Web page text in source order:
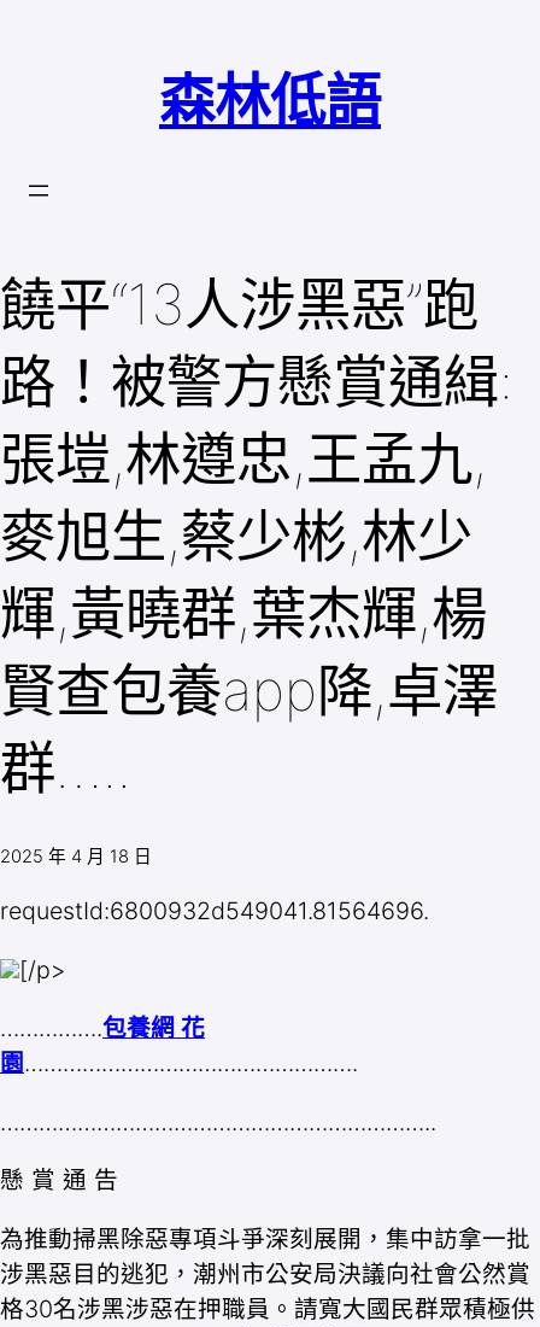
森林低語
饒平“13人涉黑惡”跑
路！被警方懸賞通緝:
張塏,林遵忠,王孟九,
麥旭生,蔡少彬,林少
輝,黃曉群,葉杰輝,楊
賢查包養app降,卓澤
群…..
2025 年 4 月 18 日
requestId:6800932d549041.81564696.
[/p>
…………….包養網 花
園…………………………………………….
…………………………………………………………..
懸 賞 通 告
為推動掃黑除惡專項斗爭深刻展開，集中訪拿一批
涉黑惡目的逃犯，潮州市公安局決議向社會公然賞
格30名涉黑涉惡在押職員。請寬大國民群眾積極供